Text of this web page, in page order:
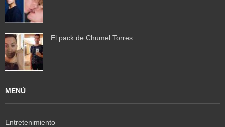
El pack de Chumel Torres
MENÚ
Entretenimiento